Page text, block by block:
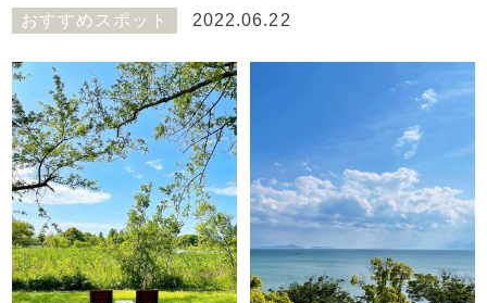
おすすめスポット 2022.06.22